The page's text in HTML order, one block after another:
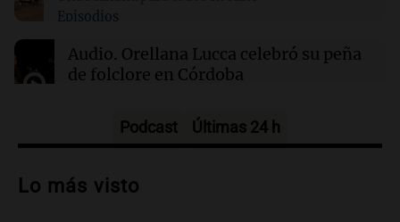
06:03 Tecnología
SpaceX optará por plantas de gas natural para
su nueva fábrica de semiconductores en Texas
Episodios
Audio. Orellana Lucca celebró su peña
de folclore en Córdoba
Audio.Trágico accidente en Mendoza:
vehículos desde un puente
Podcast Últimas 24 h
Lo más visto